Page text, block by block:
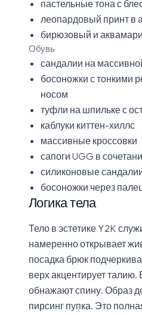
пастельные тона с
леопардовый принт в
бирюзовый и
Обувь
сандалии на
босоножки с тонкими
носом
туфли на шпильке с
каблуки киттен-хиллс
массивные кроссовки
сапоги UGG в
силиконовые
босоножки через
Логика тела
Тело в эстетике Y2K
намеренно открывает
посадка брюк
верх акцентирует
обнажают спину. Образ
пирсинг пупка. Это